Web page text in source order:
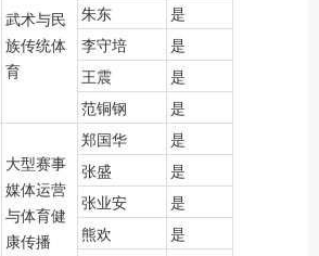
武术与民
族传统体
育
朱东
是
李守培
是
王震
是
范铜钢
是
大型赛事
媒体运营
与体育健
康传播
郑国华
是
张盛
是
张业安
是
熊欢
是